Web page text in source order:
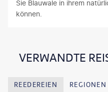
Sie Blauwale in ihrem
können.
VERWANDTE
REEDEREIEN REGIONEN